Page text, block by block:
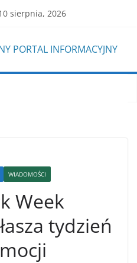
sierpnia, 2026
WIADOMOŚCI
Week
tydzień